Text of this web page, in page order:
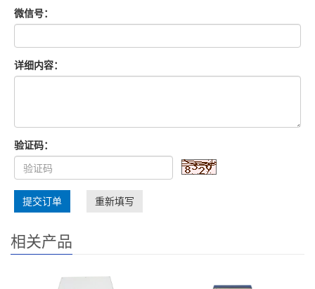
微信号：
详细内容：
验证码：
提交订单 重新填写
相关产品